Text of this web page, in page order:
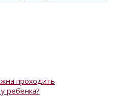
проходить
ребенка?